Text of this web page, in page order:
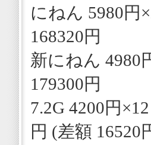
にねん 5980円
168320円
新にねん 4980
179300円
7.2G 4200円
円 (差額 16520